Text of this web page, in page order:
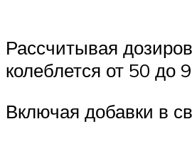
Рассчитывая
колеблется от 50 до
Включая добавки в